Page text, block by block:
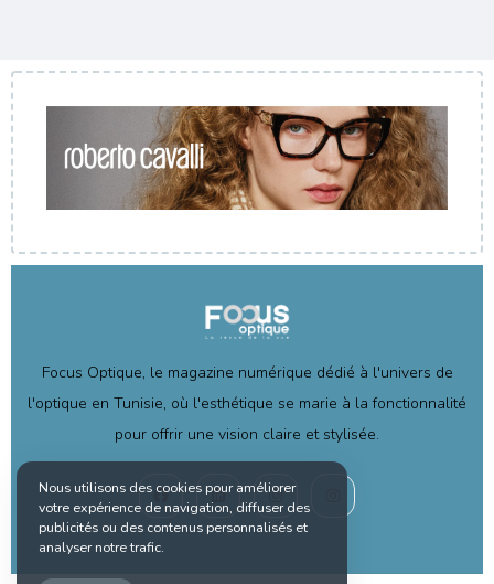
Focus Optique, le magazine numérique dédié à l'univers de
l'optique en Tunisie, où l'esthétique se marie à la fonctionnalité
pour offrir une vision claire et stylisée.
Nous utilisons des cookies pour améliorer
votre expérience de navigation, diffuser des
publicités ou des contenus personnalisés et
analyser notre trafic.